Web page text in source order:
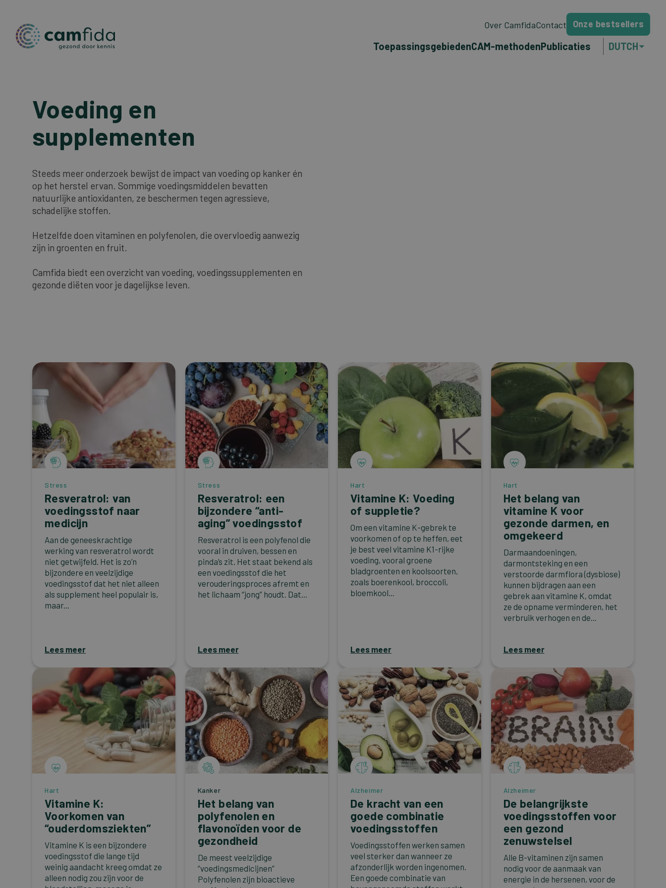
Over CamfidaContact Onze bestsellers
ToepassingsgebiedenCAM-methodenPublicaties DUTCH
Voeding en
supplementen
Steeds meer onderzoek bewijst de impact van voeding op kanker én
op het herstel ervan. Sommige voedingsmiddelen bevatten
natuurlijke antioxidanten, ze beschermen tegen agressieve,
schadelijke stoffen.
Hetzelfde doen vitaminen en polyfenolen, die overvloedig aanwezig
zijn in groenten en fruit.
Camfida biedt een overzicht van voeding, voedingssupplementen en
gezonde diëten voor je dagelijkse leven.
Stress
Resveratrol: van
voedingsstof naar
medicijn
Aan de geneeskrachtige
werking van resveratrol wordt
niet getwijfeld. Het is zo’n
bijzondere en veelzijdige
voedingsstof dat het niet alleen
als supplement heel populair is,
maar...
Lees meer
Stress
Resveratrol: een
bijzondere “anti-
aging” voedingsstof
Resveratrol is een polyfenol die
vooral in druiven, bessen en
pinda’s zit. Het staat bekend als
een voedingsstof die het
verouderingsproces afremt en
het lichaam “jong” houdt. Dat...
Lees meer
Hart
Vitamine K: Voeding
of suppletie?
Om een vitamine K-gebrek te
voorkomen of op te heffen, eet
je best veel vitamine K1-rijke
voeding, vooral groene
bladgroenten en koolsoorten,
zoals boerenkool, broccoli,
bloemkool...
Lees meer
Hart
Het belang van
vitamine K voor
gezonde darmen, en
omgekeerd
Darmaandoeningen,
darmontsteking en een
verstoorde darmflora (dysbiose)
kunnen bijdragen aan een
gebrek aan vitamine K, omdat
ze de opname verminderen, het
verbruik verhogen en de...
Lees meer
Hart
Vitamine K:
Voorkomen van
“ouderdomsziekten”
Vitamine K is een bijzondere
voedingsstof die lange tijd
weinig aandacht kreeg omdat ze
alleen nodig zou zijn voor de
Kanker
Het belang van
polyfenolen en
flavonoïden voor de
gezondheid
De meest veelzijdige
“voedingsmedicijnen”
Polyfenolen zijn bioactieve
Alzheimer
De kracht van een
goede combinatie
voedingsstoffen
Voedingsstoffen werken samen
veel sterker dan wanneer ze
afzonderlijk worden ingenomen.
Een goede combinatie van
Alzheimer
De belangrijkste
voedingsstoffen voor
een gezond
zenuwstelsel
Alle B-vitaminen zijn samen
nodig voor de aanmaak van
energie in de hersenen, voor de